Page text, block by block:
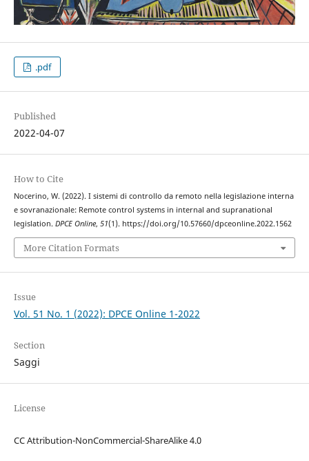
.pdf
Published
2022-04-07
How to Cite
Nocerino, W. (2022). I sistemi di controllo da remoto nella legislazione interna
e sovranazionale: Remote control systems in internal and supranational
legislation. DPCE Online, 51(1). https://doi.org/10.57660/dpceonline.2022.1562
More Citation Formats
Issue
Vol. 51 No. 1 (2022): DPCE Online 1-2022
Section
Saggi
License
CC Attribution-NonCommercial-ShareAlike 4.0